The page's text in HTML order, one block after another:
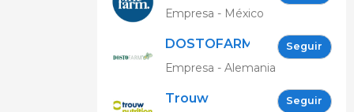
Revolution
Empresa - México
DOSTOFARM® Seguir
Empresa - Alemania
Trouw
Seguir